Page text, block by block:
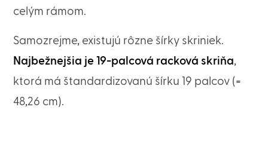
celým rámom.
Samozrejme, existujú rôzne šírky skriniek.
Najbežnejšia je 19-palcová racková skriňa,
ktorá má štandardizovanú šírku 19 palcov (=
48,26 cm).